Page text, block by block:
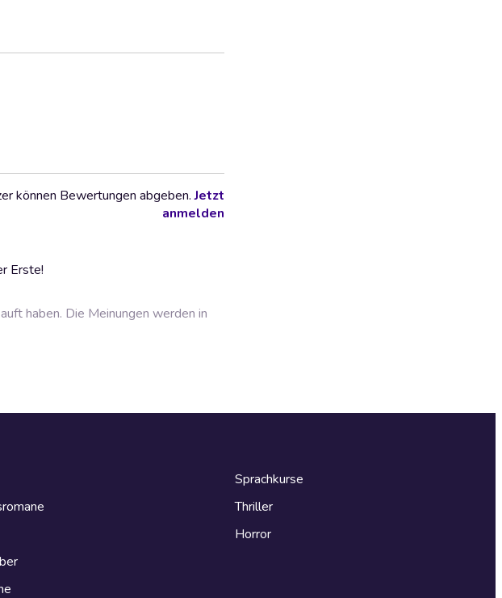
Erste!
können Bewertungen abgeben.Jetzt
anmelden
haben. Die Meinungen werden in
Sprachkurse
Thriller
Horror